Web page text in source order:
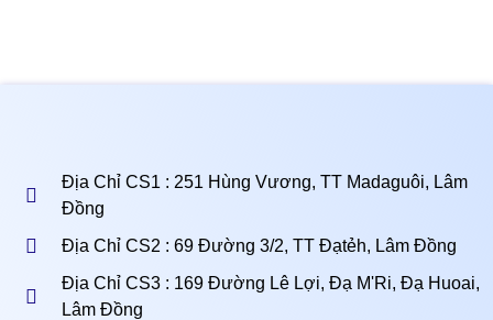
Địa Chỉ CS1 : 251 Hùng Vương, TT Madaguôi, Lâm
Đồng
Địa Chỉ CS2 : 69 Đường 3/2, TT Đạtẻh, Lâm Đồng
Địa Chỉ CS3 : 169 Đường Lê Lợi, Đạ M'Ri, Đạ Huoai,
Lâm Đồng